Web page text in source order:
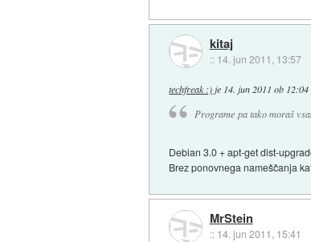
kitaj
:: 14. jun 2011, 13:57
techfreak :)je 14. jun 2011 ob 12:04
Programe pa tako moraš
Debian 3.0 + apt-get dist-
Brez ponovnega nameščanja
MrStein
:: 14. jun 2011, 15:41